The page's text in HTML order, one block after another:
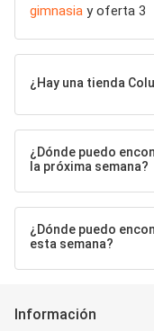
gimnasia y oferta 3
¿Hay una tienda
¿Dónde puedo
la próxima semana?
¿Dónde puedo
esta semana?
Información